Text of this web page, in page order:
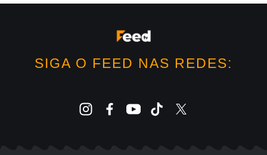
SIGA O FEED NAS REDES: